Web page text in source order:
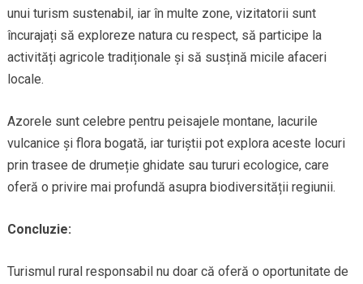
unui turism sustenabil, iar în multe zone, vizitatorii sunt
încurajați să exploreze natura cu respect, să participe la
activități agricole tradiționale și să susțină micile afaceri
locale.
Azorele sunt celebre pentru peisajele montane, lacurile
vulcanice și flora bogată, iar turiștii pot explora aceste locuri
prin trasee de drumeție ghidate sau tururi ecologice, care
oferă o privire mai profundă asupra biodiversității regiunii.
Concluzie:
Turismul rural responsabil nu doar că oferă o oportunitate de